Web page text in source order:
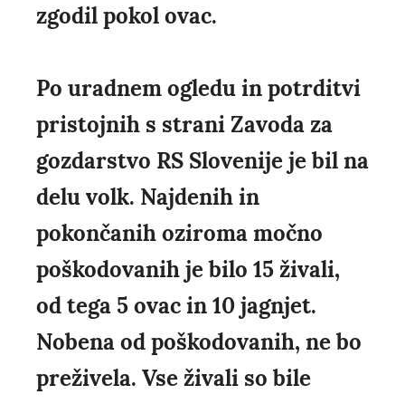
zgodil pokol ovac.
Po uradnem ogledu in potrditvi
pristojnih s strani Zavoda za
gozdarstvo RS Slovenije je bil na
delu volk. Najdenih in
pokončanih oziroma močno
poškodovanih je bilo 15 živali,
od tega 5 ovac in 10 jagnjet.
Nobena od poškodovanih, ne bo
preživela. Vse živali so bile